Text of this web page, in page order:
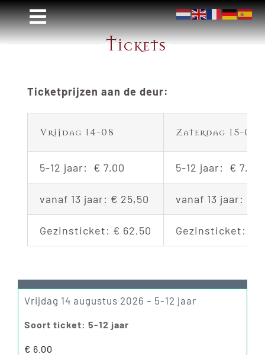
Ga
naar
inhoud
Toggle
Navigatie
Home
Contact
Winkelmandje
Mijn account
Tickets
Tickets
Ticketprijzen aan de deur:
Vrijdag 14-08 Zaterdag 15-08
5-12 jaar: € 7,00 5-12 jaar: € 7,00
vanaf 13 jaar: € 25,50 vanaf 13 jaar: €
Gezinsticket: € 62,50 Gezinsticket: €
Vrijdag 14 augustus 2026 – 5-12 jaar
Soort ticket: 5-12 jaar
€ 6.00